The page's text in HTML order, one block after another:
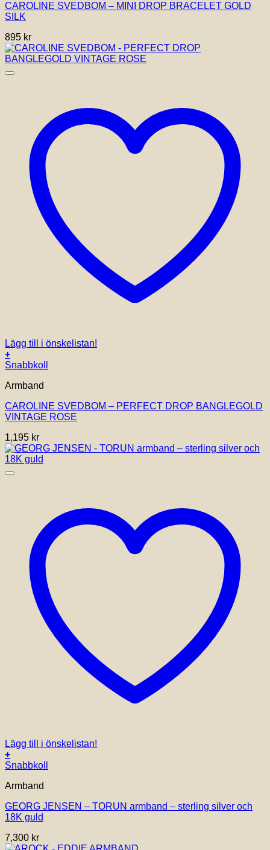
CAROLINE SVEDBOM – MINI DROP BRACELET GOLD
SILK
895 kr
Lägg till i önskelistan!
+
Snabbkoll
Armband
CAROLINE SVEDBOM – PERFECT DROP BANGLEGOLD
VINTAGE ROSE
1,195 kr
Lägg till i önskelistan!
+
Den
produkten
flera
varianter.
olika
Snabbkoll
Armband
GEORG JENSEN – TORUN armband – sterling silver och
18K guld
7,300 kr